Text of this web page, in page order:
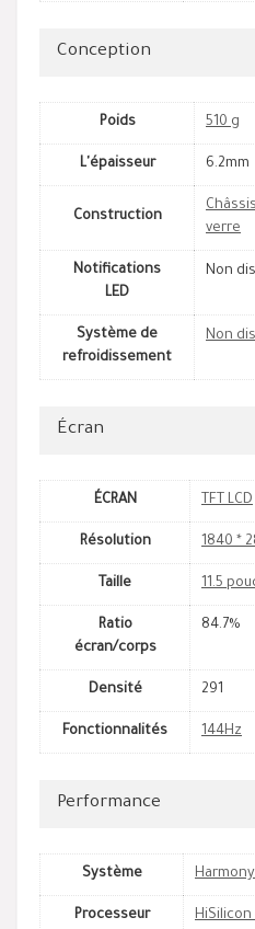
Conception
Poids 510 g
L'épaisseur 6.2mm
Construction
verre
Notifications
LED
Non
Système de
refroidissement
Non
Écran
ÉCRAN TFT LCD
Résolution 1840 *
Taille 11.5
Ratio
écran/corps
84.7%
Densité 291
Fonctionnalités 144Hz
Performance
Système
Processeur